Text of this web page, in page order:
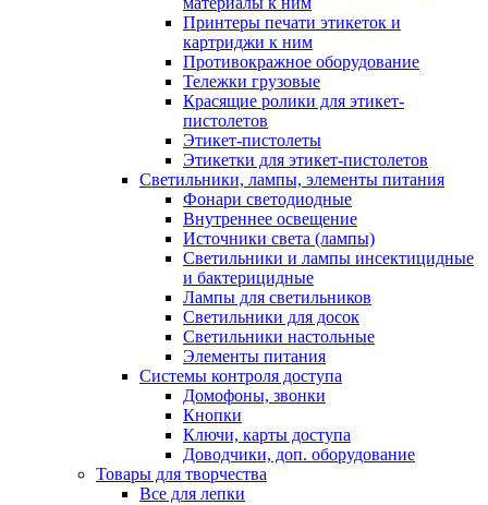
Принтеры печати этикеток и
картриджи к ним
Противокражное оборудование
Тележки грузовые
Красящие ролики для этикет-
пистолетов
Этикет-пистолеты
Этикетки для этикет-пистолетов
Светильники, лампы, элементы питания
Фонари светодиодные
Внутреннее освещение
Источники света (лампы)
Светильники и лампы инсектицидные
и бактерицидные
Лампы для светильников
Светильники для досок
Светильники настольные
Элементы питания
Системы контроля доступа
Домофоны, звонки
Кнопки
Ключи, карты доступа
Доводчики, доп. оборудование
Товары для творчества
Все для лепки